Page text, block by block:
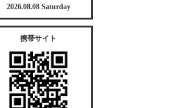
2026.08.08 Saturday
携帯サイト